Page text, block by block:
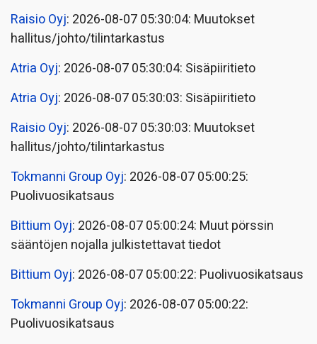
Raisio Oyj: 2026-08-07 05:30:04: Muutokset
hallitus/johto/tilintarkastus
Atria Oyj: 2026-08-07 05:30:04: Sisäpiiritieto
Atria Oyj: 2026-08-07 05:30:03: Sisäpiiritieto
Raisio Oyj: 2026-08-07 05:30:03: Muutokset
hallitus/johto/tilintarkastus
Tokmanni Group Oyj: 2026-08-07 05:00:25:
Puolivuosikatsaus
Bittium Oyj: 2026-08-07 05:00:24: Muut pörssin
sääntöjen nojalla julkistettavat tiedot
Bittium Oyj: 2026-08-07 05:00:22: Puolivuosikatsaus
Tokmanni Group Oyj: 2026-08-07 05:00:22:
Puolivuosikatsaus